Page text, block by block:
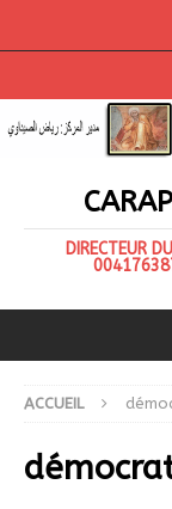
DIRECTEUR
ACCUEIL